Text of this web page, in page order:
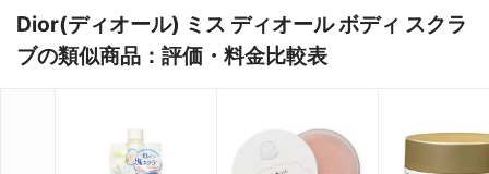
Dior(ディオール) ミス ディオール ボディ スクラ
ブの類似商品：評価・料金比較表